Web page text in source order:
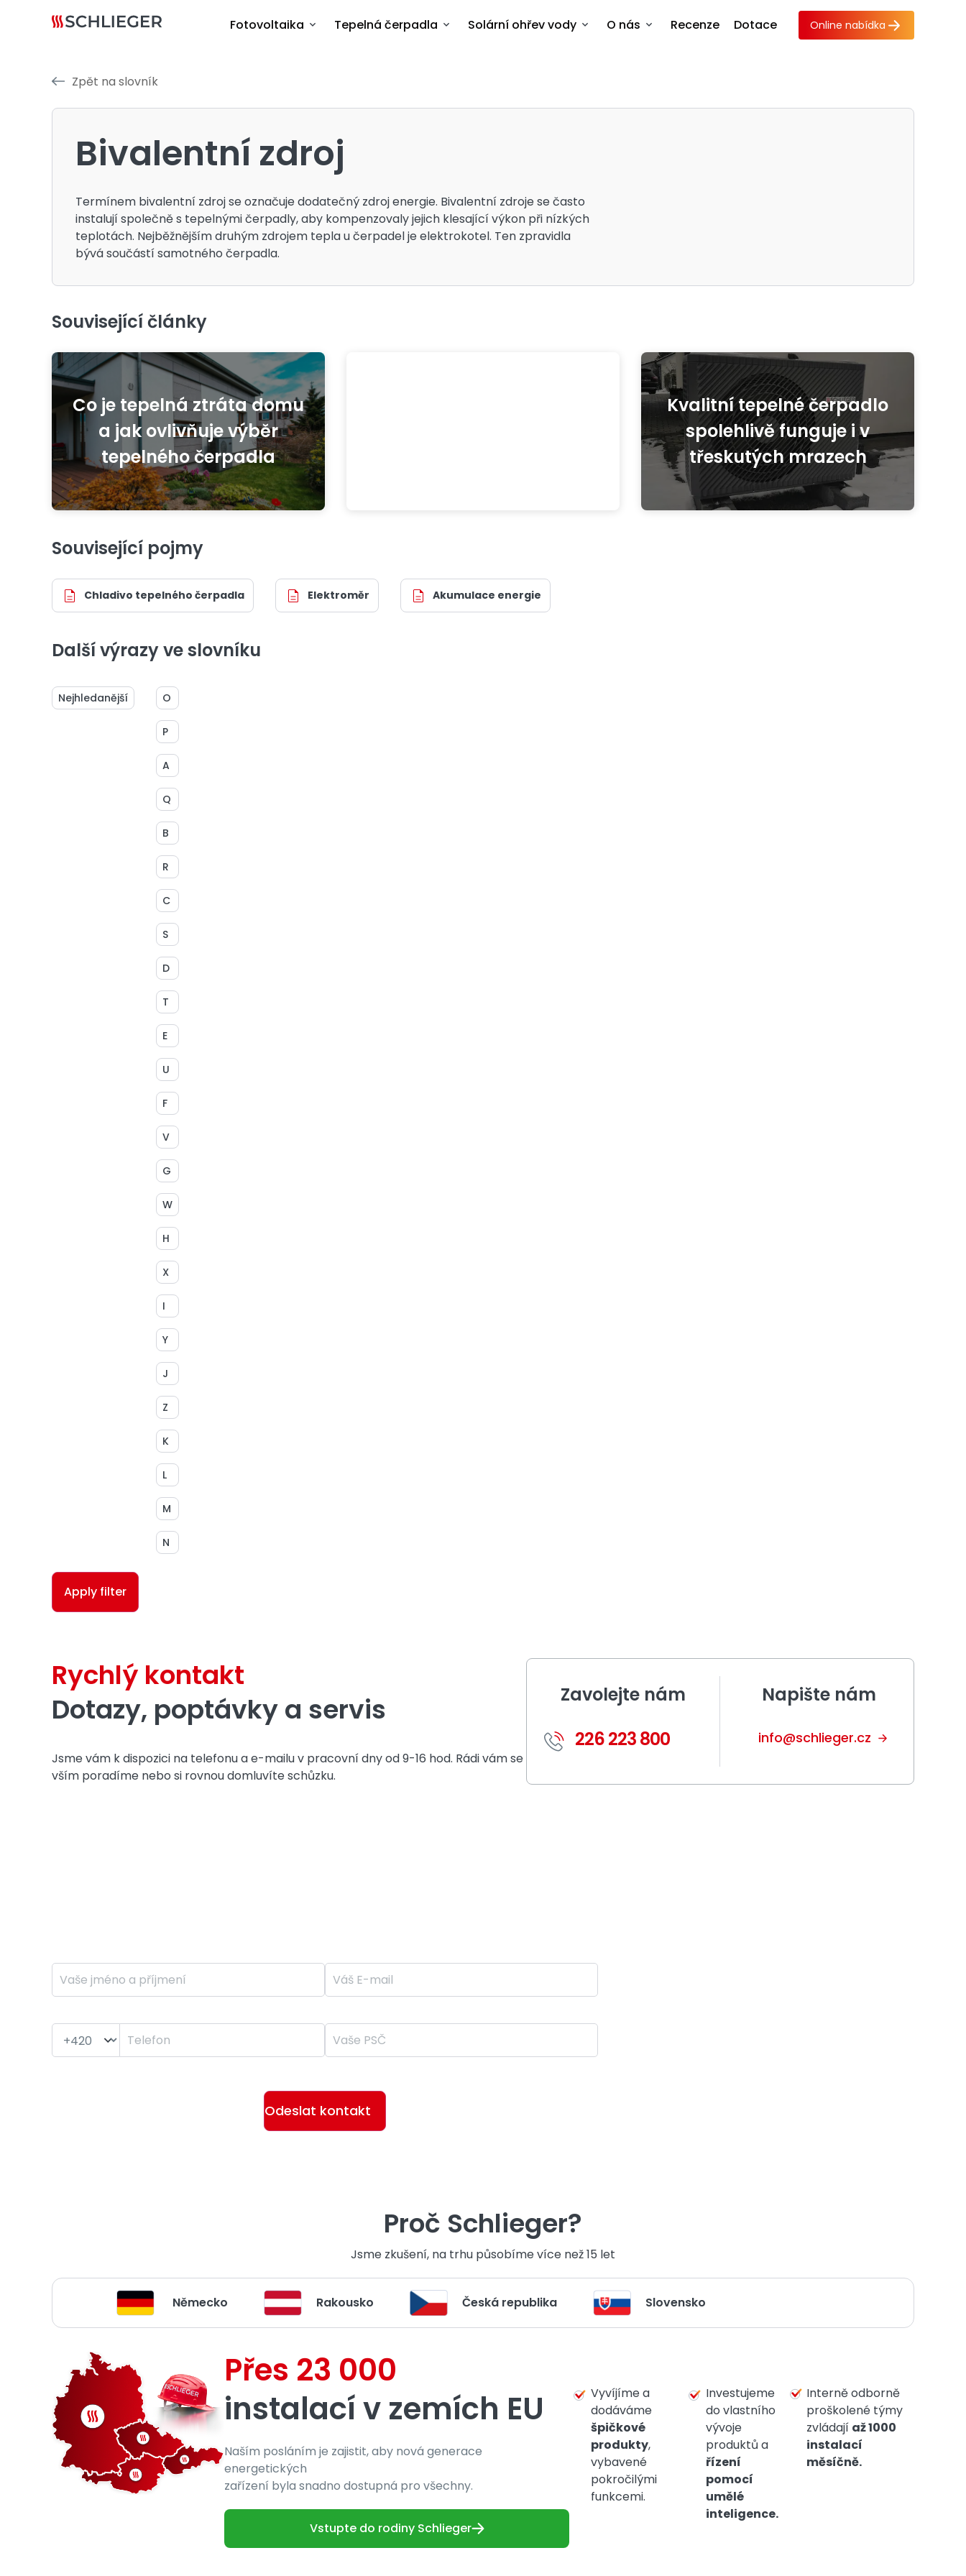
Fotovoltaika Tepelná čerpadla Solární ohřev vody O nás Recenze Dotace Online nabídka
Zpět na slovník
Bivalentní zdroj
Termínem bivalentní zdroj se označuje dodatečný zdroj energie. Bivalentní zdroje se často
instalují společně s tepelnými čerpadly, aby kompenzovaly jejich klesající výkon při nízkých
teplotách. Nejběžnějším druhým zdrojem tepla u čerpadel je elektrokotel. Ten zpravidla
bývá součástí samotného čerpadla.
Související články
Co je tepelná ztráta domu
a jak ovlivňuje výběr
tepelného čerpadla
Kvalitní tepelné čerpadlo
spolehlivě funguje i v
třeskutých mrazech
Související pojmy
Chladivo tepelného čerpadla Elektroměr Akumulace energie
Další výrazy ve slovníku
O
Nejhledanější
P
A
Q
B
R
C
S
D
T
E
U
F
V
G
W
H
X
I
Y
J
Z
K
L
M
N
Apply filter
Rychlý kontakt
Dotazy, poptávky a servis
Jsme vám k dispozici na telefonu a e-mailu v pracovní dny od 9-16 hod. Rádi vám se
vším poradíme nebo si rovnou domluvíte schůzku.
Zavolejte nám
226 223 800
Napište nám
info@schlieger.cz
Proč Schlieger?
Jsme zkušení, na trhu působímevíce než 15 let
Německo Rakousko Česká republika Slovensko
Přes 23 000
instalací v zemích EU
Naším posláním je zajistit, aby nová generace
energetických
zařízení byla snadno dostupná pro všechny.
Vstupte do rodiny Schlieger
Vyvíjíme a
dodáváme
špičkové
produkty,
vybavené
pokročilými
funkcemi.
Investujeme
do vlastního
vývoje
produktů a
řízení
pomocí
umělé
inteligence.
Interně odborně
proškolené týmy
zvládají až 1000
instalací
měsíčně.